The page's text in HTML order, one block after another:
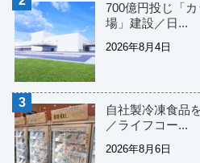
700億円投じ「
場」建設／日...
2026年8月4日
自社製冷凍食品
／ライフコー...
2026年8月6日